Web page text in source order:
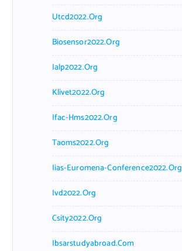
Utcd2022.org
Biosensor2022.org
Ialp2022.org
Klivet2022.org
Ifac-Hms2022.org
Taoms2022.org
Iias-Euromena-Conference2022.org
Ivd2022.org
Csity2022.org
Ibsarstudyabroad.com